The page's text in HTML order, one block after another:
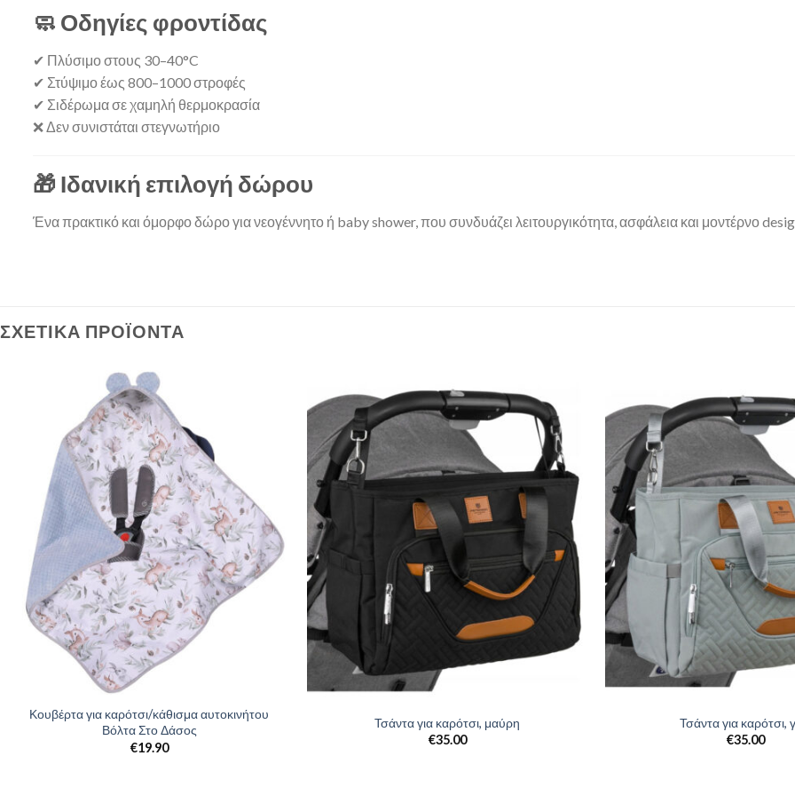
🧼 Οδηγίες φροντίδας
✔ Πλύσιμο στους 30–40°C
✔ Στύψιμο έως 800–1000 στροφές
✔ Σιδέρωμα σε χαμηλή θερμοκρασία
❌ Δεν συνιστάται στεγνωτήριο
🎁 Ιδανική επιλογή δώρου
Ένα πρακτικό και όμορφο δώρο για νεογέννητο ή baby shower, που συνδυάζει λειτουργικότητα, ασφάλεια και μοντέρνο
ΣΧΕΤΙΚΆ ΠΡΟΪΌΝΤΑ
Κουβέρτα για καρότσι/κάθισμα αυτοκινήτου
Βόλτα Στο Δάσος
€19.90
Τσάντα για καρότσι, μαύρη
€35.00
Τσάντα για καρότσι,
€35.00